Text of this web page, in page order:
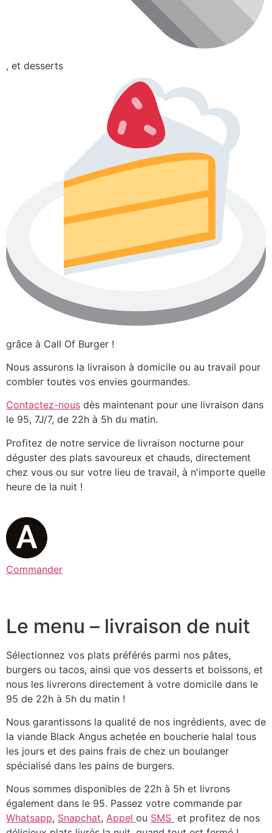
, et desserts
grâce à Call Of Burger !
Nous assurons la livraison à domicile ou au travail pour
combler toutes vos envies gourmandes.
Contactez-nous dès maintenant pour une livraison dans
le 95, 7J/7, de 22h à 5h du matin.
Profitez de notre service de livraison nocturne pour
déguster des plats savoureux et chauds, directement
chez vous ou sur votre lieu de travail, à n'importe quelle
heure de la nuit !
Commander
Le menu – livraison de nuit
Sélectionnez vos plats préférés parmi nos pâtes,
burgers ou tacos, ainsi que vos desserts et boissons, et
nous les livrerons directement à votre domicile dans le
95 de 22h à 5h du matin !
Nous garantissons la qualité de nos ingrédients, avec de
la viande Black Angus achetée en boucherie halal tous
les jours et des pains frais de chez un boulanger
spécialisé dans les pains de burgers.
Nous sommes disponibles de 22h à 5h et livrons
également dans le 95. Passez votre commande par
Whatsapp, Snapchat, Appel ou SMS et profitez de nos